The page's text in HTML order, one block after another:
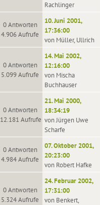
Rachlinger
0 Antworten
4.906 Aufrufe
10. Juni 2001,
17:36:00
von Müller, Ullrich
0 Antworten
5.099 Aufrufe
14. Mai 2002,
12:16:00
von Mischa
Buchhauser
0 Antworten
12.181 Aufrufe
21. Mai 2000,
18:34:19
von Jürgen Uwe
Scharfe
0 Antworten
4.984 Aufrufe
07. Oktober 2001,
20:23:00
von Robert Hafke
0 Antworten
5.324 Aufrufe
24. Februar 2002,
17:31:00
von Benkert,